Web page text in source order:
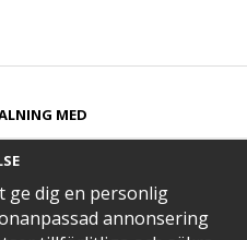
MED​
ge dig en personlig
annonsering